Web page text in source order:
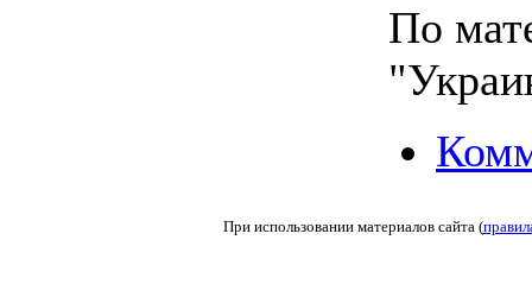
По
При использовании материалов сайта (